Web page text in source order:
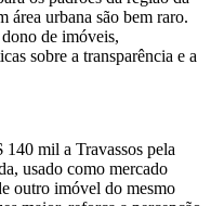
área urbana são bem raro.
de imóveis,
sobre a transparência e a
mil a Travassos pela
usado como mercado
outro imóvel do mesmo